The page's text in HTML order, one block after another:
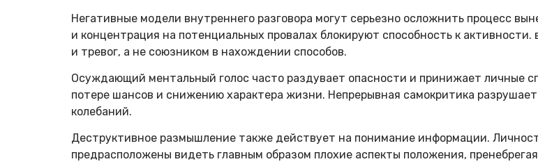
Негативные модели внутреннего разговора могут серьезно осложнить процесс
и концентрация на потенциальных провалах блокируют способность к
и тревог, а не союзником в нахождении способов.
Осуждающий ментальный голос часто раздувает опасности и принижает личные
потере шансов и снижению характера жизни. Непрерывная самокритика
колебаний.
Деструктивное размышление также действует на понимание информации.
предрасположены видеть главным образом плохие аспекты положения,